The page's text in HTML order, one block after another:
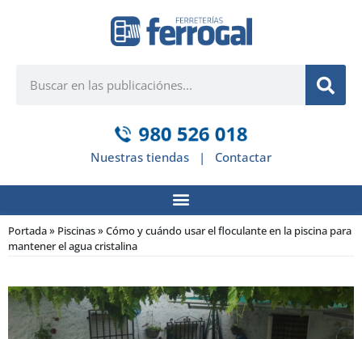
Nuestras tiendas | Contactar
Portada» Piscinas» Cómo y cuándo usar el floculante en la piscina para
mantener el agua cristalina